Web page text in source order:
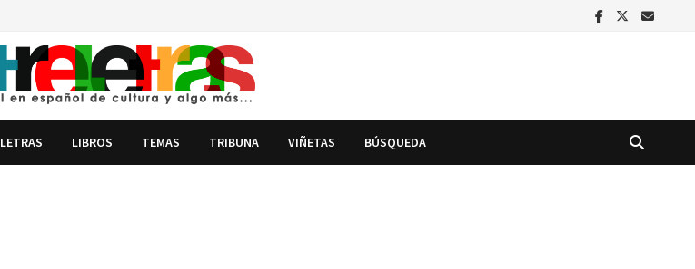
LETRAS LIBROS TEMAS TRIBUNA VIÑETAS BÚSQUEDA